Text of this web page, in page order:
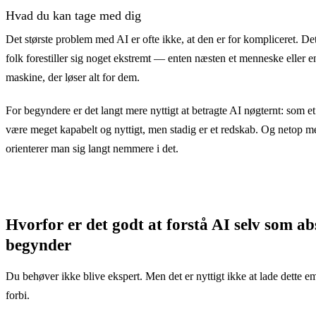
hverdagen af mennesker
uden kendskab til
Tekniske detaljer er ikke
nødvendige for at
bruger i dag — på
Hvad du kan tage med dig
Det største problem med AI er ofte ikke, at den er for kompliceret.
folk forestiller sig noget ekstremt — enten næsten et menneske eller
maskine, der løser alt for dem.
For begyndere er det langt mere nyttigt at betragte AI nøgternt: som
være meget kapabelt og nyttigt, men stadig er et redskab. Og netop
orienterer man sig langt nemmere i det.
Hvorfor er det godt at forstå AI selv som
begynder
Du behøver ikke blive ekspert. Men det er nyttigt ikke at lade dette
forbi.